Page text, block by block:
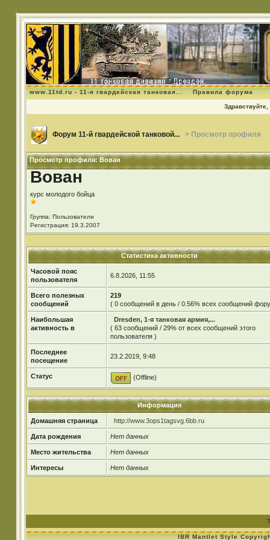
www.11td.ru - 11-я гвардейская танковая... Правила форума
Здравствуйте,
Форум 11-й гвардейской танковой... > Просмотр профиля
Просмотр профиля: Вован
Вован
курс молодого бойца
Группа: Пользователи
Регистрация: 19.3.2007
Статистика активности
Часовой пояс
пользователя
6.8.2026, 11:55
Всего полезных
сообщений
219
( 0 сообщений в день / 0.56% всех сообщений
Наибольшая
активность в
Dresden, 1-я танковая армия,...
( 63 сообщений / 29% от всех сообщений этого
пользователя )
Последнее
посещение
23.2.2019, 9:48
Статус (Offline)
Информация
Домашняя страница http://www.3ops1tagsvg.6bb.ru
Дата рождения Нет данных
Место жительства Нет данных
Интересы Нет данных
IBR Mantlet Style